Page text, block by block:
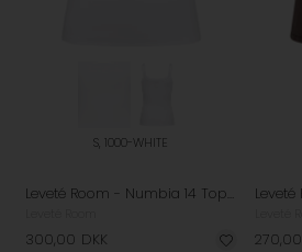
S, 1000-WHITE
Leveté Room - Numbia 14 Top - White
300,00 DKK 270,00